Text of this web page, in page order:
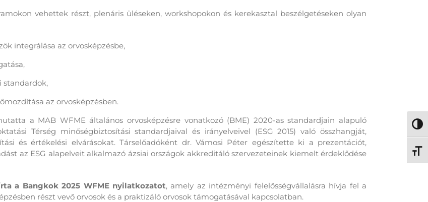
vehettek részt, plenáris üléseken, workshopokon és kerekasztal beszélgetéseken olyan
integrálása az orvosképzésbe,
standardok,
az orvosképzésben.
a MAB WFME általános orvosképzésre vonatkozó (BME) 2020-as standardjain alapuló
Térség minőségbiztosítási standardjaival és irányelveivel (ESG 2015) való összhangját,
és értékelési elvárásokat. Társelőadóként dr. Vámosi Péter egészítette ki a prezentációt,
az ESG alapelveit alkalmazó ázsiai országok akkreditáló szervezeteinek kiemelt érdeklődése
a Bangkok 2025 WFME nyilatkozatot, amely az intézményi felelősségvállalásra hívja fel a
részt vevő orvosok és a praktizáló orvosok támogatásával kapcsolatban.